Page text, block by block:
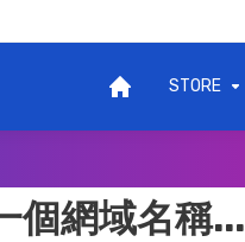
STORE
個網域名稱...